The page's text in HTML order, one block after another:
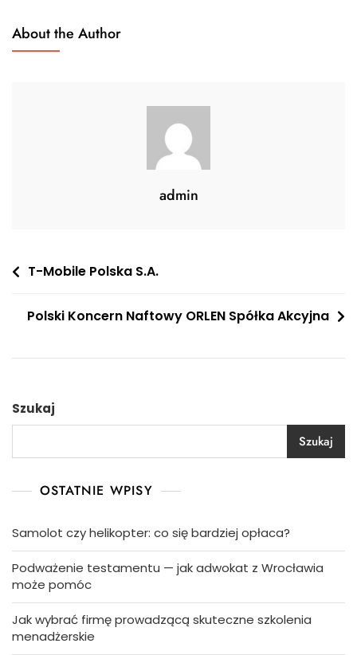
About the Author
admin
Nawigacja
T-Mobile Polska S.A.
Polski Koncern Naftowy ORLEN Spółka Akcyjna
Szukaj
Szukaj
OSTATNIE WPISY
Samolot czy helikopter: co się bardziej opłaca?
Podważenie testamentu — jak adwokat z Wrocławia
może pomóc
Jak wybrać firmę prowadzącą skuteczne szkolenia
menadżerskie